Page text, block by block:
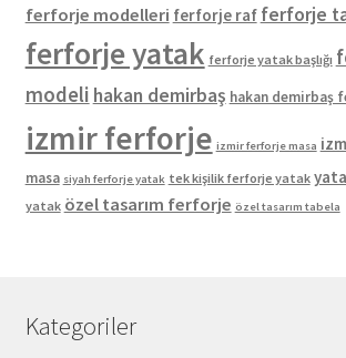
ferforje modelleri ferforje raf ferforje
ferforje yatak ferforje yatak başlığı
modeli hakan demirbaş hakan demirbaş
izmir ferforje izmir ferforje masa
masa siyah ferforje yatak tek kişilik ferforje yatak
yatak özel tasarım ferforje özel tasarım tabela
Kategoriler